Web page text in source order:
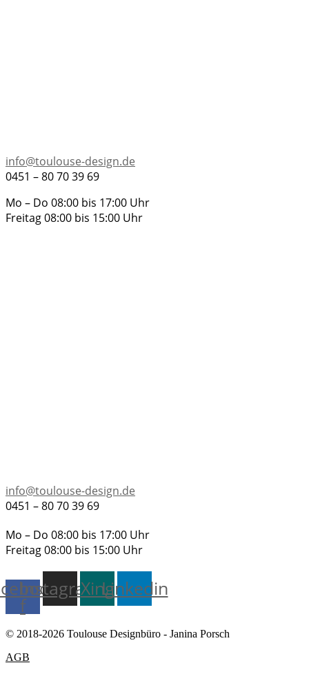
info@toulouse-design.de
0451 – 80 70 39 69
Mo – Do 08:00 bis 17:00 Uhr
Freitag 08:00 bis 15:00 Uhr
info@toulouse-design.de
0451 – 80 70 39 69
Mo – Do 08:00 bis 17:00 Uhr
Freitag 08:00 bis 15:00 Uhr
f
Instagram
XingLinkedin
© 2018-2026 Toulouse Designbüro - Janina Porsch
AGB